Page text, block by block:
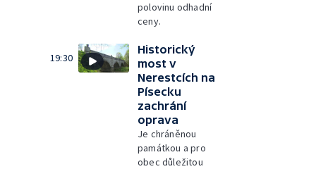
polovinu odhadní
ceny.
19:30
Historický
most v
Nerestcích na
Písecku
zachrání
oprava
Je chráněnou
památkou a pro
obec důležitou